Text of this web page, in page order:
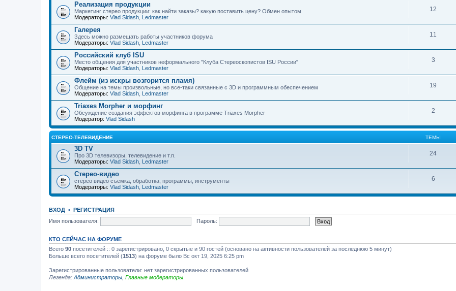
Реализация продукции
Маркетинг стерео продукции: как найти заказы? какую поставить цену? Обмен опытом
Модераторы: Vlad Sidash Ledmaster
12
Галерея
Здесь можно размещать работы участников форума
Модераторы: Vlad Sidash Ledmaster
11
Российский клуб ISU
Место общения для участников неформального "Клуба Стереоскопистов ISU России"
Модераторы: Vlad Sidash Ledmaster
3
Флейм (из искры возгорится пламя)
Общение на темы произвольные, но все-таки связанные с 3D и программным обеспечением
Модераторы: Vlad Sidash Ledmaster
19
Triaxes Morpher и морфинг
Обсуждение создания эффектов морфинга в программе Triaxes Morpher
Модератор: Vlad Sidash
2
СТЕРЕО-ТЕЛЕВИДЕНИЕ ТЕМЫ
3D TV
Про 3D телевизоры, телевидение и т.п.
Модераторы: Vlad Sidash Ledmaster
24
Стерео-видео
стерео видео съемка, обработка, программы, инструменты
Модераторы: Vlad Sidash Ledmaster
6
ВХОД • РЕГИСТРАЦИЯ
Имя пользователя:
Пароль:
КТО СЕЙЧАС НА ФОРУМЕ
Всего 90 посетителей :: 0 зарегистрировано, 0 скрытые и 90 гостей (основано на активности пользователей за последнюю 5 минут)
Больше всего посетителей (1513) на форуме было Вс окт 19, 2025 6:25 pm
Зарегистрированные пользователи: нет зарегистрированных пользователей
Легенда: Администраторы Главные модераторы